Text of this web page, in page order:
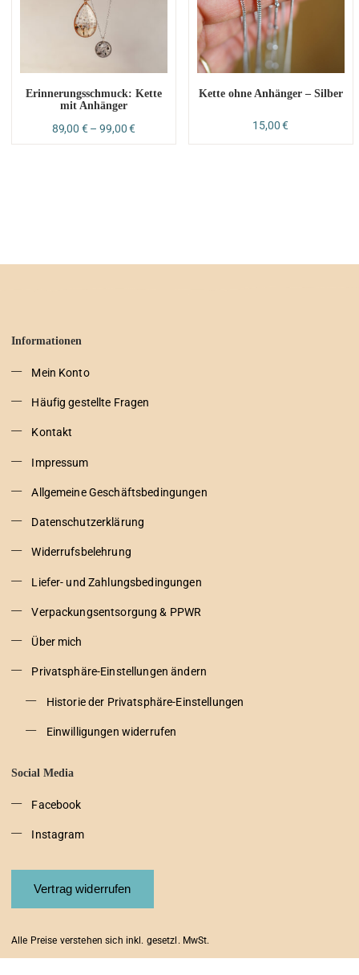
Erinnerungsschmuck: Kette
mit Anhänger
89,00 €–99,00€
Kette ohne Anhänger – Silber
15,00€
Informationen
Mein Konto
Häufig gestellte Fragen
Kontakt
Impressum
Allgemeine Geschäftsbedingungen
Datenschutzerklärung
Widerrufsbelehrung
Liefer- und Zahlungsbedingungen
Verpackungsentsorgung & PPWR
Über mich
Privatsphäre-Einstellungen ändern
Historie der Privatsphäre-Einstellungen
Einwilligungen widerrufen
Social Media
Facebook
Instagram
Vertrag widerrufen
Alle Preise verstehen sich inkl. gesetzl. MwSt.